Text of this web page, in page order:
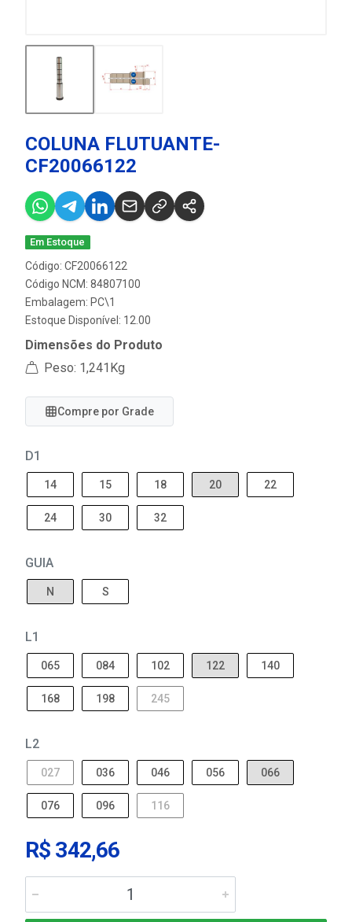
COLUNA FLUTUANTE-
CF20066122
Em Estoque
Código: CF20066122
Código NCM: 84807100
Embalagem: PC\1
Estoque Disponível: 12.00
Dimensões do Produto
Peso: 1,241Kg
Compre por Grade
D1
14 15 18 20 22
24 30 32
GUIA
N S
L1
065 084 102 122 140
168 198 245
L2
027 036 046 056 066
076 096 116
R$ 342,66